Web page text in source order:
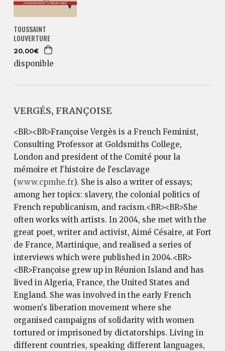
TOUSSAINT
LOUVERTURE
20,00€
disponible
VERGÉS, FRANÇOISE
<BR><BR>Françoise Vergès is a French Feminist,
Consulting Professor at Goldsmiths College,
London and president of the Comité pour la
mémoire et l'histoire de l'esclavage
(www.cpmhe.fr). She is also a writer of essays;
among her topics: slavery, the colonial politics of
French republicanism, and racism.<BR><BR>She
often works with artists. In 2004, she met with the
great poet, writer and activist, Aimé Césaire, at Fort
de France, Martinique, and realised a series of
interviews which were published in 2004.<BR>
<BR>Françoise grew up in Réunion Island and has
lived in Algeria, France, the United States and
England. She was involved in the early French
women's liberation movement where she
organised campaigns of solidarity with women
tortured or imprisoned by dictatorships. Living in
different countries, speaking different languages,